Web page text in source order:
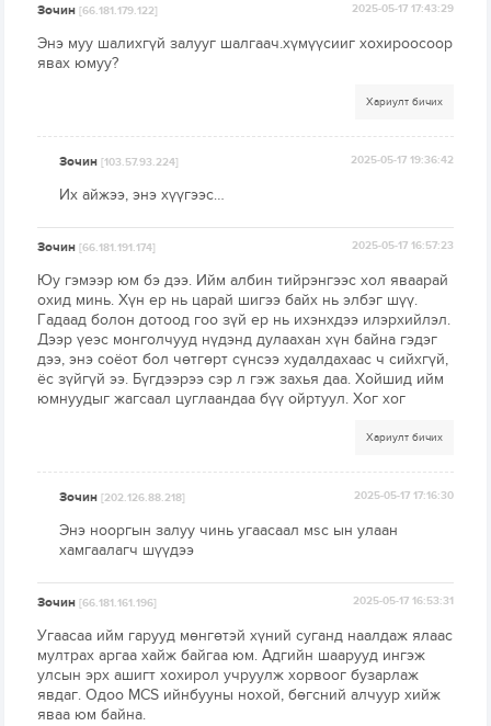
Зочин[66.181.179.122] 2025-05-17 17:43:29
Энэ муу шалихгүй залууг шалгаач.хүмүүсииг хохироосоор
явах юмуу?
Хариулт бичих
Зочин[103.57.93.224] 2025-05-17 19:36:42
Их айжээ, энэ хүүгээс…
Зочин[66.181.191.174] 2025-05-17 16:57:23
Юу гэмээр юм бэ дээ. Ийм албин тийрэнгээс хол яваарай
охид минь. Хүн ер нь царай шигээ байх нь элбэг шүү.
Гадаад болон дотоод гоо зүй ер нь ихэнхдээ илэрхийлэл.
Дээр үеэс монголчууд нүдэнд дулаахан хүн байна гэдэг
дээ, энэ соёот бол чөтгөрт сүнсээ худалдахаас ч сийхгүй,
ёс зүйгүй ээ. Бүгдээрээ сэр л гэж захья даа. Хойшид ийм
юмнуудыг жагсаал цуглаандаа бүү ойртуул. Хог хог
Хариулт бичих
Зочин[202.126.88.218] 2025-05-17 17:16:30
Энэ нооргын залуу чинь угаасаал мsc ын улаан
хамгаалагч шүүдээ
Зочин[66.181.161.196] 2025-05-17 16:53:31
Угаасаа ийм гарууд мөнгөтэй хүний суганд наалдаж ялаас
мултрах аргаа хайж байгаа юм. Адгийн шаарууд ингэж
улсын эрх ашигт хохирол учруулж хорвоог бузарлаж
явдаг. Одоо MCS ийнбууны нохой, бөгсний алчуур хийж
яваа юм байна.